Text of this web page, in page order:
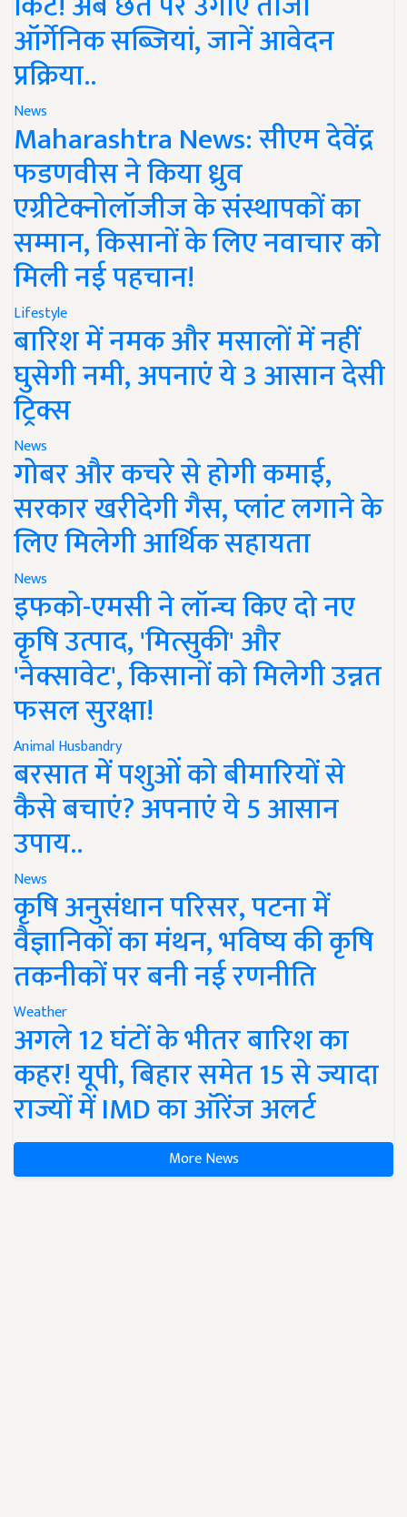
ऑर्गेनिक सब्जियां, जानें आवेदन
प्रक्रिया..
News
Maharashtra News: सीएम देवेंद्र
फडणवीस ने किया ध्रुव
एग्रीटेक्नोलॉजीज के संस्थापकों का
सम्मान, किसानों के लिए नवाचार को
मिली नई पहचान!
Lifestyle
बारिश में नमक और मसालों में नहीं
घुसेगी नमी, अपनाएं ये 3 आसान देसी
ट्रिक्स
News
गोबर और कचरे से होगी कमाई,
सरकार खरीदेगी गैस, प्लांट लगाने के
लिए मिलेगी आर्थिक सहायता
News
इफको-एमसी ने लॉन्च किए दो नए
कृषि उत्पाद, 'मित्सुकी' और
'नेक्सावेट', किसानों को मिलेगी उन्नत
फसल सुरक्षा!
Animal Husbandry
बरसात में पशुओं को बीमारियों से
कैसे बचाएं? अपनाएं ये 5 आसान
उपाय..
News
कृषि अनुसंधान परिसर, पटना में
वैज्ञानिकों का मंथन, भविष्य की कृषि
तकनीकों पर बनी नई रणनीति
Weather
अगले 12 घंटों के भीतर बारिश का
कहर! यूपी, बिहार समेत 15 से ज्यादा
राज्यों में IMD का ऑरेंज अलर्ट
More News